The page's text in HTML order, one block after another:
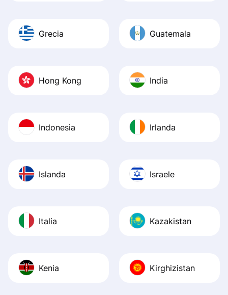
Grecia Guatemala
Hong Kong India
Indonesia Irlanda
Islanda Israele
Italia Kazakistan
Kenia Kirghizistan